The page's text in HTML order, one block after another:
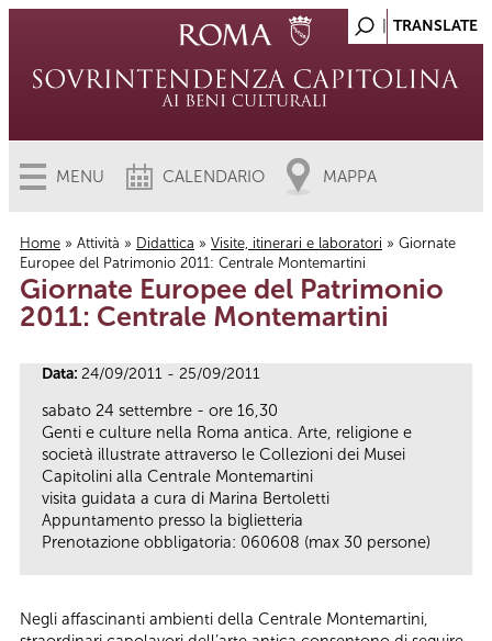
MENU CALENDARIO MAPPA
Tu sei qui
Home » Attività » Didattica » Visite, itinerari e laboratori » Giornate
Europee del Patrimonio 2011: Centrale Montemartini
Giornate Europee del Patrimonio
2011: Centrale Montemartini
Data: 24/09/2011 - 25/09/2011
sabato 24 settembre - ore 16,30
Genti e culture nella Roma antica. Arte, religione e
società illustrate attraverso le Collezioni dei Musei
Capitolini alla Centrale Montemartini
visita guidata a cura di Marina Bertoletti
Appuntamento presso la biglietteria
Prenotazione obbligatoria: 060608 (max 30 persone)
Negli affascinanti ambienti della Centrale Montemartini,